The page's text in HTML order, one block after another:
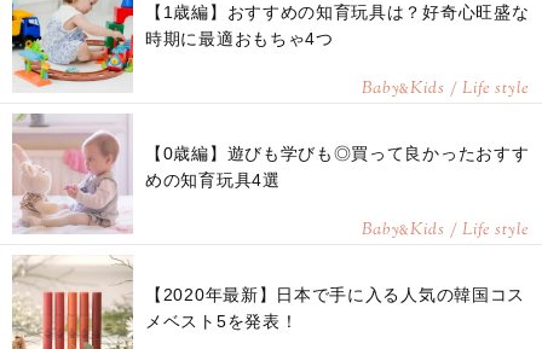
【1歳編】おすすめの知育玩具は？好奇心旺盛な
時期に最適おもちゃ4つ
Baby&Kids / Life style
【0歳編】遊びも学びも◎買って良かったおすす
めの知育玩具4選
Baby&Kids / Life style
【2020年最新】日本で手に入る人気の韓国コス
メベスト5を発表！